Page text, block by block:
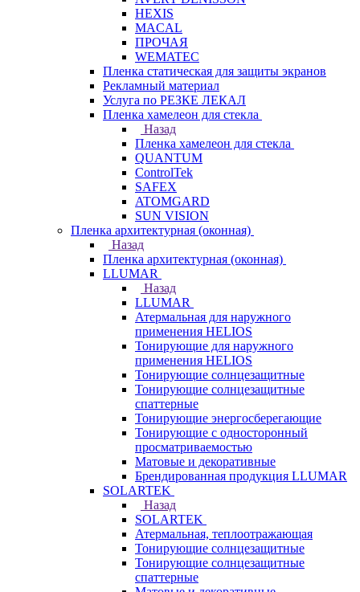
HEXIS
MACAL
ПРОЧАЯ
WEMATEC
Пленка статическая для защиты экранов
Рекламный материал
Услуга по РЕЗКЕ ЛЕКАЛ
Пленка хамелеон для стекла
Назад
Пленка хамелеон для стекла
QUANTUM
ControlTek
SAFEX
ATOMGARD
SUN VISION
Пленка архитектурная (оконная)
Назад
Пленка архитектурная (оконная)
LLUMAR
Назад
LLUMAR
Атермальная для наружного
применения HELIOS
Тонирующие для наружного
применения HELIOS
Тонирующие солнцезащитные
Тонирующие солнцезащитные
спаттерные
Тонирующие энергосберегающие
Тонирующие с односторонный
просматриваемостью
Матовые и декоративные
Брендированная продукция LLUMAR
SOLARTEK
Назад
SOLARTEK
Атермальная, теплоотражающая
Тонирующие солнцезащитные
Тонирующие солнцезащитные
спаттерные